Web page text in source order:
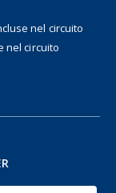
nel circuito
nel circuito